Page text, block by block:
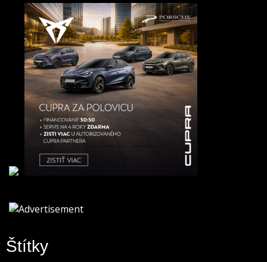
Štítky